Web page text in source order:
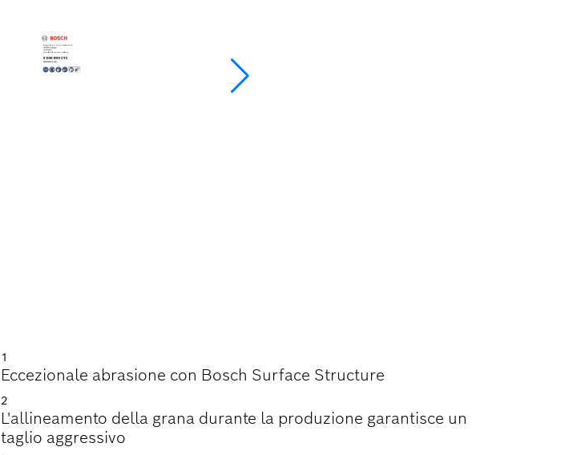
1
Eccezionale abrasione con Bosch Surface Structure
2
L'allineamento della grana durante la produzione garantisce un
taglio aggressivo